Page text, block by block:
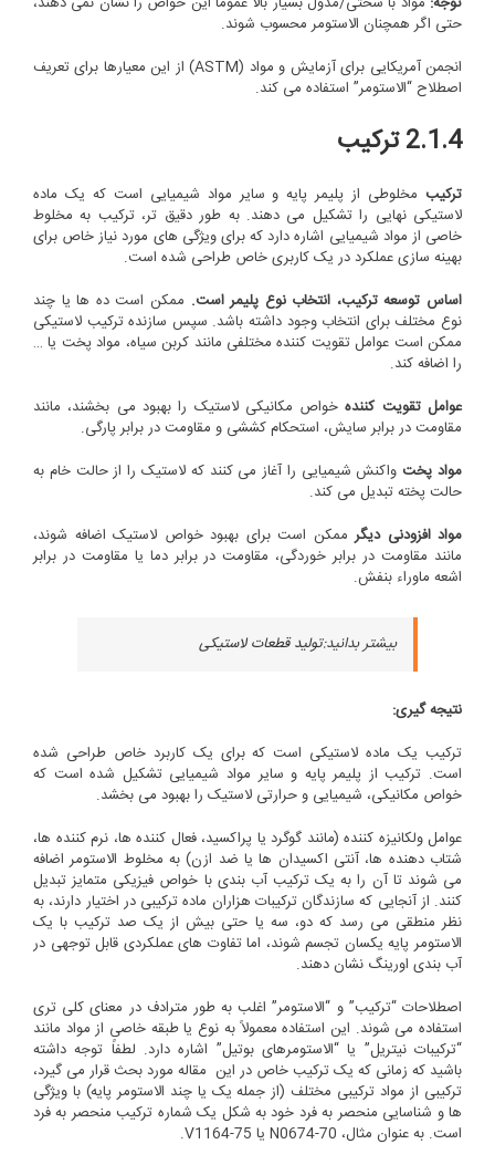
حتی اگر همچنان الاستومر محسوب شوند.
انجمن آمریکایی برای آزمایش و مواد (ASTM) از این معیارها برای تعریف
اصطلاح “الاستومر” استفاده می کند.
2.1.4 ترکیب
ترکیب مخلوطی از پلیمر پایه و سایر مواد شیمیایی است که یک ماده
لاستیکی نهایی را تشکیل می دهند. به طور دقیق تر، ترکیب به مخلوط
خاصی از مواد شیمیایی اشاره دارد که برای ویژگی های مورد نیاز خاص برای
بهینه سازی عملکرد در یک کاربری خاص طراحی شده است.
اساس توسعه ترکیب، انتخاب نوع پلیمر است. ممکن است ده ها یا چند
نوع مختلف برای انتخاب وجود داشته باشد. سپس سازنده ترکیب لاستیکی
ممکن است عوامل تقویت کننده مختلفی مانند کربن سیاه، مواد پخت یا …
را اضافه کند.
عوامل تقویت کنندهخواص مکانیکی لاستیک را بهبود می بخشند، مانند
مقاومت در برابر سایش، استحکام کششی و مقاومت در برابر پارگی.
مواد پختواکنش شیمیایی را آغاز می کنند که لاستیک را از حالت خام به
حالت پخته تبدیل می کند.
مواد افزودنی دیگرممکن است برای بهبود خواص لاستیک اضافه شوند،
مانند مقاومت در برابر خوردگی، مقاومت در برابر دما یا مقاومت در برابر
اشعه ماوراء بنفش.
بیشتر بدانید:تولید قطعات لاستیکی
نتیجه گیری:
ترکیب یک ماده لاستیکی است که برای یک کاربرد خاص طراحی شده
است. ترکیب از پلیمر پایه و سایر مواد شیمیایی تشکیل شده است که
خواص مکانیکی، شیمیایی و حرارتی لاستیک را بهبود می بخشد.
عوامل ولکانیزه کننده (مانند گوگرد یا پراکسید، فعال کننده ها، نرم کننده ها،
شتاب دهنده ها، آنتی اکسیدان ها یا ضد ازن) به مخلوط الاستومر اضافه
می شوند تا آن را به یک ترکیب آب بندی با خواص فیزیکی متمایز تبدیل
کنند. از آنجایی که سازندگان ترکیبات هزاران ماده ترکیبی در اختیار دارند، به
نظر منطقی می رسد که دو، سه یا حتی بیش از یک صد ترکیب با یک
الاستومر پایه یکسان تجسم شوند، اما تفاوت های عملکردی قابل توجهی در
آب بندی اورینگ نشان دهند.
اصطلاحات “ترکیب” و “الاستومر” اغلب به طور مترادف در معنای کلی تری
استفاده می شوند. این استفاده معمولاً به نوع یا طبقه خاصی از مواد مانند
“ترکیبات نیتریل” یا “الاستومرهای بوتیل” اشاره دارد. لطفاً توجه داشته
باشید که زمانی که یک ترکیب خاص در این مقاله مورد بحث قرار می گیرد،
ترکیبی از مواد ترکیبی مختلف (از جمله یک یا چند الاستومر پایه) با ویژگی
ها و شناسایی منحصر به فرد خود به شکل یک شماره ترکیب منحصر به فرد
است. به عنوان مثال، N0674-70 یا V1164-75.